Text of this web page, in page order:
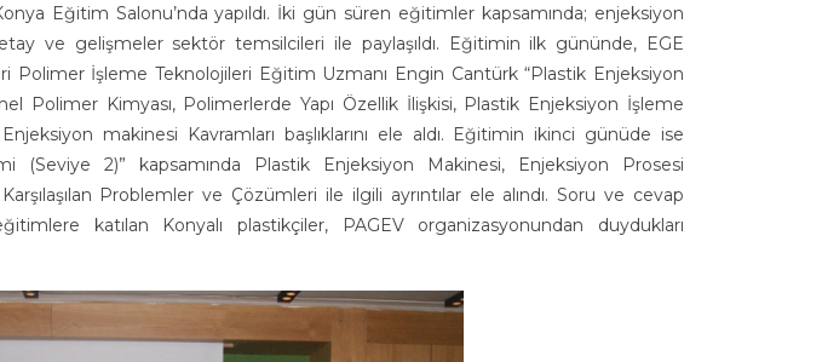
Eğitim Salonu’nda yapıldı. İki gün süren eğitimler kapsamında; enjeksiyon
ve gelişmeler sektör temsilcileri ile paylaşıldı. Eğitimin ilk gününde, EGE
Polimer İşleme Teknolojileri Eğitim Uzmanı Engin Cantürk “Plastik Enjeksiyon
Polimer Kimyası, Polimerlerde Yapı Özellik İlişkisi, Plastik Enjeksiyon İşleme
makinesi Kavramları başlıklarını ele aldı. Eğitimin ikinci günüde ise
(Seviye 2)” kapsamında Plastik Enjeksiyon Makinesi, Enjeksiyon Prosesi
Problemler ve Çözümleri ile ilgili ayrıntılar ele alındı. Soru ve cevap
katılan Konyalı plastikçiler, PAGEV organizasyonundan duydukları